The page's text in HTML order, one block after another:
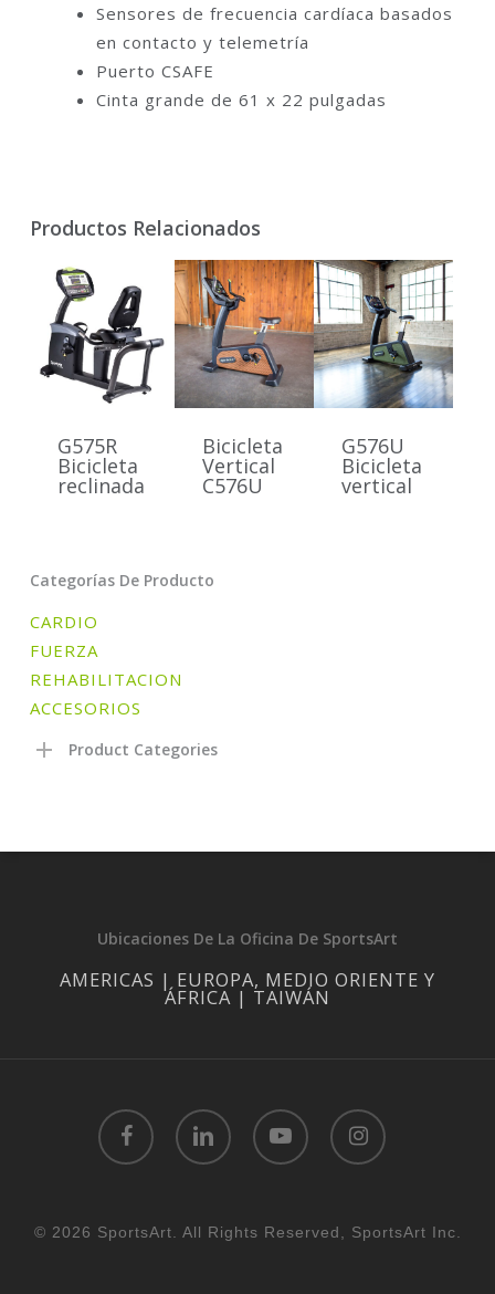
Sensores de frecuencia cardíaca basados
en contacto y telemetría
Puerto CSAFE
Cinta grande de 61 x 22 pulgadas
Productos Relacionados
G575R
Bicicleta
reclinada
Bicicleta
Vertical
C576U
G576U
Bicicleta
vertical
Categorías De Producto
CARDIO
FUERZA
REHABILITACION
ACCESORIOS
Product Categories
Ubicaciones De La Oficina De SportsArt
AMERICAS | EUROPA, MEDIO ORIENTE Y
ÁFRICA | TAIWÁN
facebook linkedin youtube instagram
© 2026 SportsArt. All Rights Reserved, SportsArt Inc.